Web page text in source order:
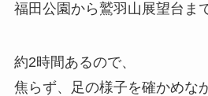
福田公園から鷲羽山展望台ま
約2時間あるので、
焦らず、足の様子を確かめな